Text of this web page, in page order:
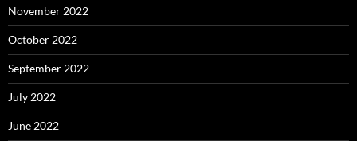
November 2022
October 2022
September 2022
July 2022
June 2022